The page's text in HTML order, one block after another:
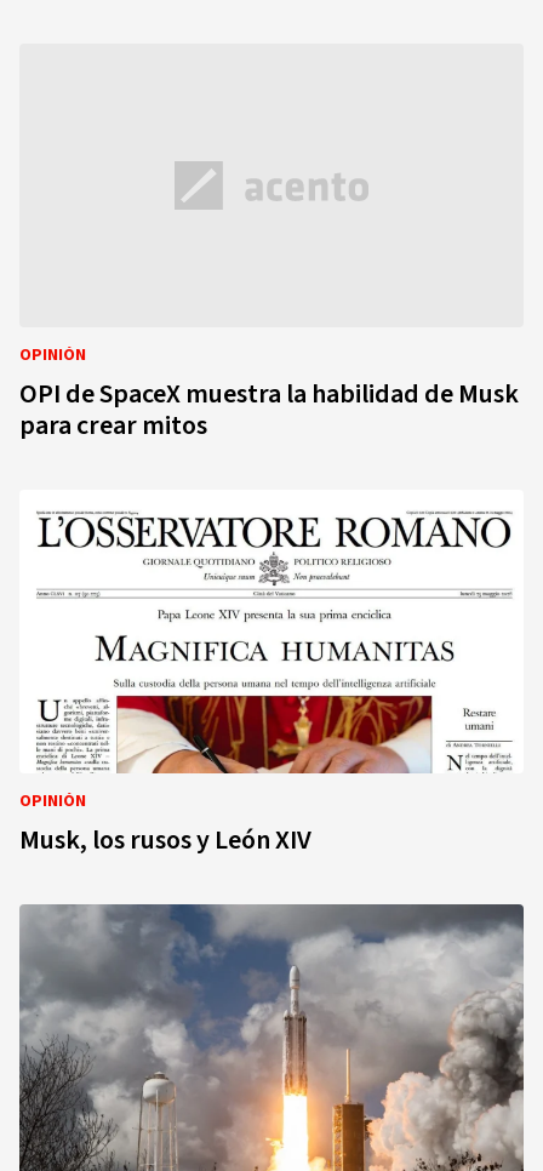
OPINIÓN
OPI de SpaceX muestra la habilidad de Musk
para crear mitos
OPINIÓN
Musk, los rusos y León XIV